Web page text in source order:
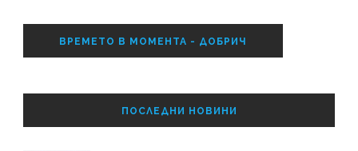
ВРЕМЕТО В МОМЕНТА - ДОБРИЧ
ПОСЛЕДНИ НОВИНИ